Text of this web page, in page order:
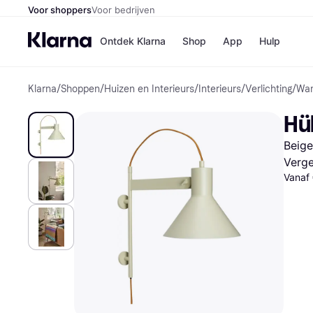
Voor shoppersVoor bedrijven
Ontdek Klarna Shop
Winkels
Bol
H&M
App Hulp
Klarna/Shoppen/Huizen en Interieurs/ Interieurs/Verlichting/
Vanaf